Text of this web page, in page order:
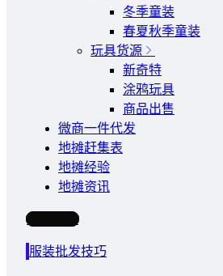
冬季童装
春夏秋季童装
玩具货源
新奇特
涂鸦玩具
商品出售
微商一件代发
地摊赶集表
地摊经验
地摊资讯
写文章
服装批发技巧